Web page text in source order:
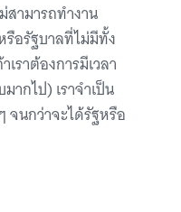
สามารถทำงาน
อรัฐบาลที่ไม่มีทั้ง
ราต้องการมีเวลา
กไป) เราจำเป็น
จนกว่าจะได้รัฐหรือ